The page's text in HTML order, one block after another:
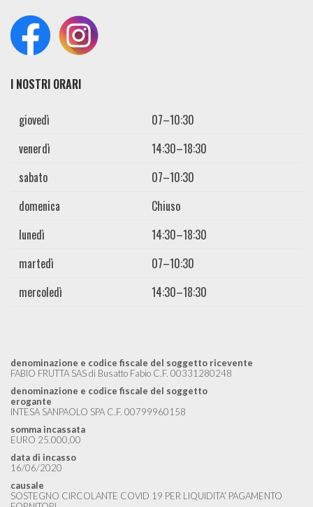
I NOSTRI ORARI
giovedì
07–10:30
venerdì
14:30–18:30
sabato
07–10:30
domenica
Chiuso
lunedì
14:30–18:30
martedì
07–10:30
mercoledì
14:30–18:30
denominazione e codice fiscale del soggetto ricevente
FABIO FRUTTA SAS di Busatto Fabio C.F. 00331280248
denominazione e codice fiscale del soggetto
erogante
INTESA SANPAOLO SPA C.F. 00799960158
somma incassata
EURO 25.000,00
data di incasso
16/06/2020
causale
SOSTEGNO CIRCOLANTE COVID 19 PER LIQUIDITA’ PAGAMENTO